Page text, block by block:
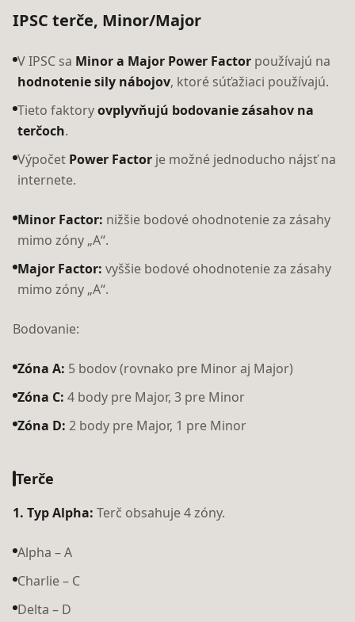
IPSC terče, Minor/Major
V IPSC sa Minor a Major Power Factor používajú na
hodnotenie sily nábojov, ktoré súťažiaci používajú.
Tieto faktoryovplyvňujú bodovanie zásahov na
terčoch.
Výpočet Power Factor je možné jednoducho nájsť na
internete.
Minor Factor: nižšie bodové ohodnotenie za zásahy
mimo zóny „A“.
Major Factor: vyššie bodové ohodnotenie za zásahy
mimo zóny „A“.
Bodovanie:
Zóna A: 5 bodov (rovnako pre Minor aj Major)
Zóna C: 4 body pre Major, 3 pre Minor
Zóna D: 2 body pre Major, 1 pre Minor
Terče
1. Typ Alpha: Terč obsahuje 4 zóny.
Alpha – A
Charlie – C
Delta – D